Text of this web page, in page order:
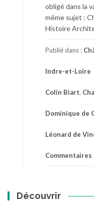
obligé dans la
même sujet :
Histoire
Publié dans :
Indre-et-Loire
Colin Biart,
Dominique de
Léonard de
Commentaires
Découvrir